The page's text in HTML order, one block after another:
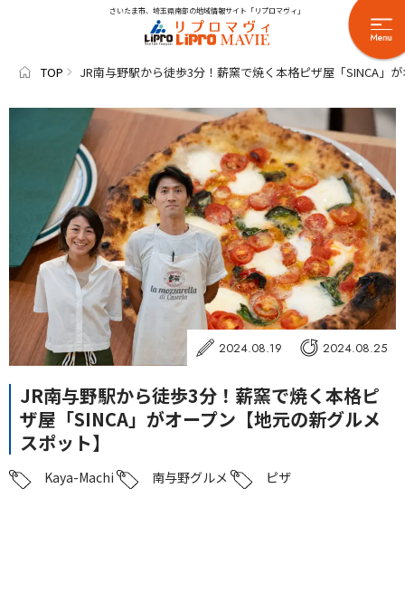
さいたま市、埼玉県南部の地域情報サイト「リプロマヴィ」
TOP JR南与野駅から徒歩3分！薪窯で焼く本格ピザ屋「SINCA」
2024.08.19 2024.08.25
JR南与野駅から徒歩3分！薪窯で焼く本格ピ
ザ屋「SINCA」がオープン【地元の新グルメ
スポット】
Kaya-Machi 南与野グルメ ピザ